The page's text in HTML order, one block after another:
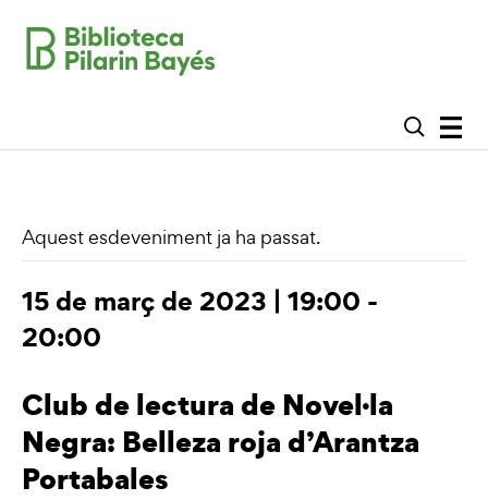
Aquest esdeveniment ja ha passat.
15 de març de 2023 | 19:00 -
20:00
Club de lectura de Novel·la
Negra: Belleza roja d’Arantza
Portabales